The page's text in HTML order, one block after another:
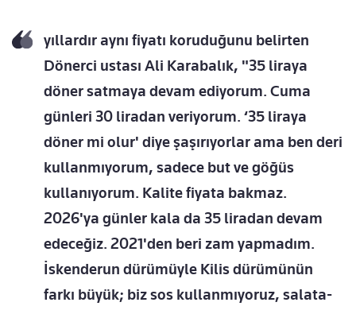
yıllardır aynı fiyatı koruduğunu belirten
Dönerci ustası Ali Karabalık, "35 liraya
döner satmaya devam ediyorum. Cuma
günleri 30 liradan veriyorum. ‘35 liraya
döner mi olur' diye şaşırıyorlar ama ben deri
kullanmıyorum, sadece but ve göğüs
kullanıyorum. Kalite fiyata bakmaz.
2026'ya günler kala da 35 liradan devam
edeceğiz. 2021'den beri zam yapmadım.
İskenderun dürümüyle Kilis dürümünün
farkı büyük; biz sos kullanmıyoruz, salata-